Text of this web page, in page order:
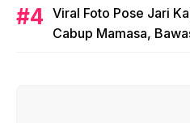
Viral Foto Pose Jari
Cabup Mamasa,